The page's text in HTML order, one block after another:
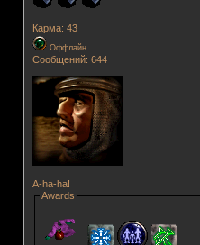
Карма: 43
Оффлайн
Сообщений: 644
A-ha-ha!
Awards